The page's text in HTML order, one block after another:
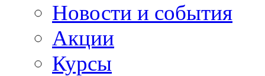
Новости и события
Акции
Курсы